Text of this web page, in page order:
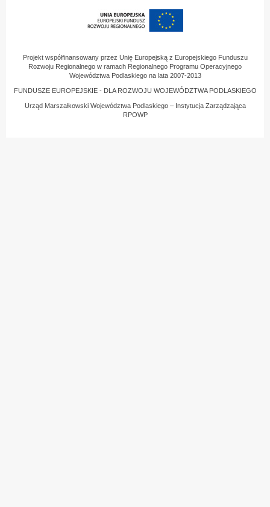
Projekt współfinansowany przez Unię Europejską z Europejskiego Funduszu
Rozwoju Regionalnego w ramach Regionalnego Programu Operacyjnego
Województwa Podlaskiego na lata 2007-2013
FUNDUSZE EUROPEJSKIE - DLA ROZWOJU WOJEWÓDZTWA PODLASKIEGO
Urząd Marszałkowski Województwa Podlaskiego – Instytucja Zarządzająca
RPOWP